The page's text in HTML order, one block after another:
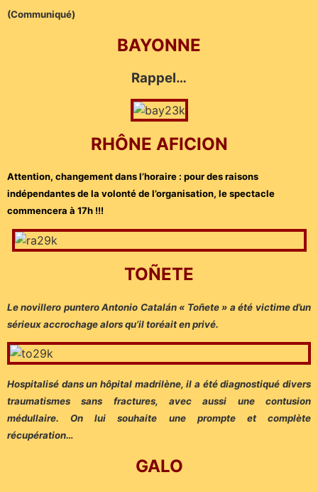
(Communiqué)
BAYONNE
Rappel…
RHÔNE AFICION
Attention, changement dans l’horaire : pour des raisons
indépendantes de la volonté de l’organisation, le spectacle
commencera à 17h !!!
TOÑETE
Le novillero puntero Antonio Catalán « Toñete » a été victime d’un
sérieux accrochage alors qu’il toréait en privé.
Hospitalisé dans un hôpital madrilène, il a été diagnostiqué divers
traumatismes sans fractures, avec aussi une contusion
médullaire. On lui souhaite une prompte et complète
récupération…
GALO